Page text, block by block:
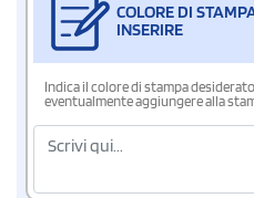
COLORE DI
INSERIRE
Indica il colore di stampa
eventualmente aggiungere alla